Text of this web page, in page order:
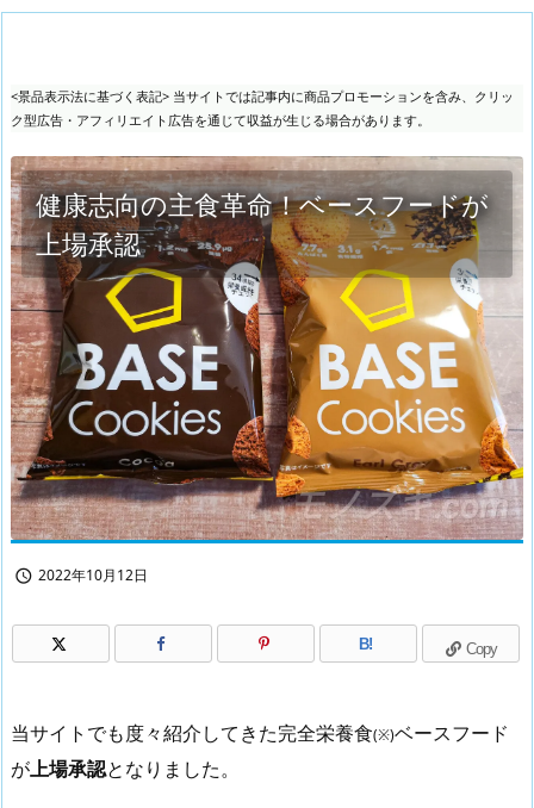
<景品表示法に基づく表記> 当サイトでは記事内に商品プロモーションを含み、クリッ
ク型広告・アフィリエイト広告を通じて収益が生じる場合があります。
健康志向の主食革命！ベースフードが
上場承認
 2022年10月12日
B! Copy
当サイトでも度々紹介してきた完全栄養食(※)ベースフード
が上場承認となりました。